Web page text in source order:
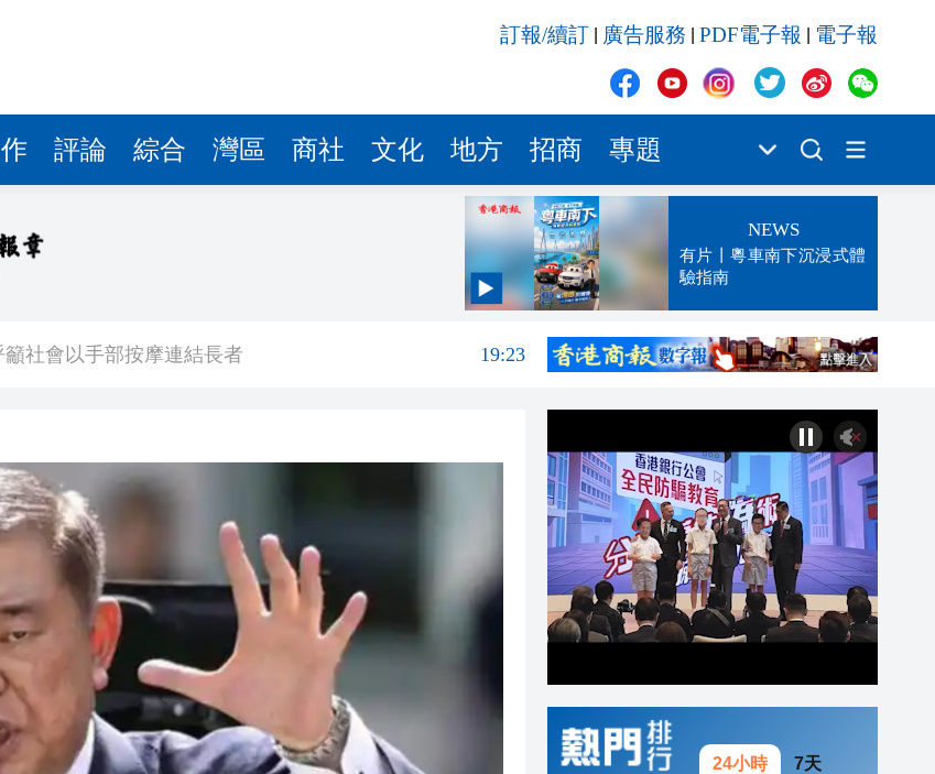
訂報/續訂 廣告服務 PDF電子報 電子報
評論 綜合 灣區 商社 文化 地方 招商 專題
NEWS
有片丨粵車南下沉浸式體
驗指南
19:25
社會以手部按摩連結長者
19:23
作臨時避暑中心
疾人運動會開幕式主題歌《心念山海》MV正式發布
留港意願飆升至92%
18:25
陸 中心附近最大風力14級
24小時 7天